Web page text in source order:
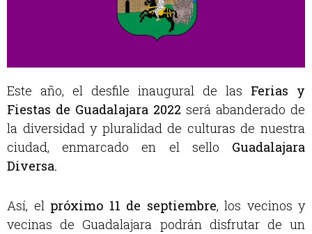
Este año, el desfile inaugural de las Ferias y
Fiestas de Guadalajara 2022 será abanderado de
la diversidad y pluralidad de culturas de nuestra
ciudad, enmarcado en el sello Guadalajara
Diversa.
Así, el próximo 11 de septiembre, los vecinos y
vecinas de Guadalajara podrán disfrutar de un